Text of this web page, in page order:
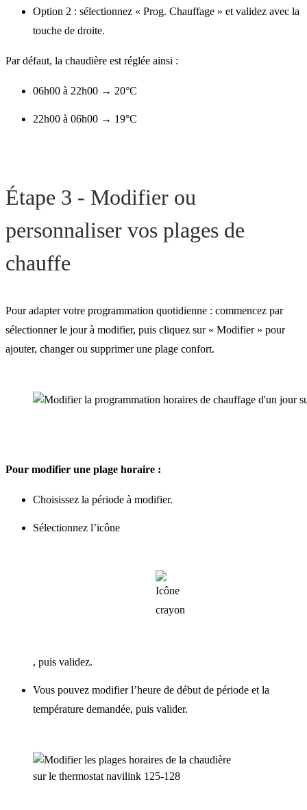
Option 2 : sélectionnez « Prog. Chauffage » et validez avec la
touche de droite.
Par défaut, la chaudière est réglée ainsi :
06h00 à 22h00 → 20°C
22h00 à 06h00 → 19°C
Étape 3 - Modifier ou
personnaliser vos plages de
chauffe
Pour adapter votre programmation quotidienne : commencez par
sélectionner le jour à modifier, puis cliquez sur « Modifier » pour
ajouter, changer ou supprimer une plage confort.
Pour modifier une plage horaire :
Choisissez la période à modifier.
Sélectionnez l’icône
, puis validez.
Vous pouvez modifier l’heure de début de période et la
température demandée, puis valider.